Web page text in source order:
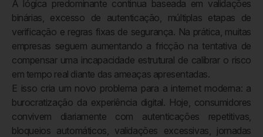
A lógica predominante continua baseada em validações
binárias, excesso de autenticação, múltiplas etapas de
verificação e regras fixas de segurança. Na prática, muitas
empresas seguem aumentando a fricção na tentativa de
compensar uma incapacidade estrutural de calibrar o risco
em tempo real diante das ameaças apresentadas.
E isso cria um novo problema para a internet moderna: a
burocratização da experiência digital. Hoje, consumidores
convivem diariamente com autenticações repetitivas,
bloqueios automáticos, validações excessivas, jornadas